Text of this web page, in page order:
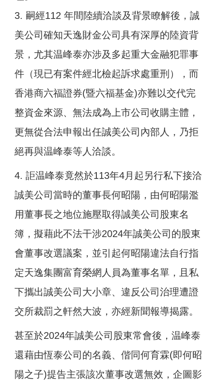
3. 嗣經112 年間陸續洽談及背景瞭解後，誠
美公司確知天逸財金公司具有深厚的陸資背
景，尤其温峰泰亦涉及多起重大金融犯罪事
件（現已有案件經北檢起訴求處重刑），而
香港商六福證券(暨六福基金)亦難以交代完
整資金來源、無法成為上市公司收購主體，
更無從合法申報出任誠美公司內部人，乃拒
絕再與温峰泰等人洽談。
4. 詎温峰泰竟然於113年4月起另行私下接洽
誠美公司當時的董事長何昭陽，由何昭陽濫
用董事長之地位施壓取得誠美公司股東名
簿，擬藉此不法干涉2024年誠美公司的股東
會董事改選議案，並引起何昭陽違法自行指
定天逸集團富育榮網人員為董事名單，且私
下攜出誠美公司大小章、違反公司治理遭證
交所裁罰之軒然大波，亦經新聞報導揭露。
甚至於2024年誠美公司股東常會後，温峰泰
還藉由恆泰公司的名義、偕同何育霖(即何昭
陽之子)提告主張該次董事改選無效，企圖影